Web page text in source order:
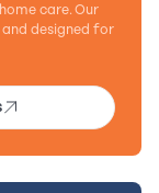
care. Our
and designed for